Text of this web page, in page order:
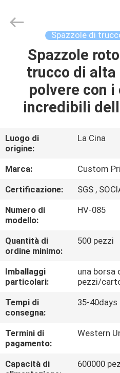
CASA
PRODOTTI
NOI
GIRO
DELLA
FABBRICA
CONTROLLO
DI
QUALITÀ
MAPPA
SITO
Chanmy
Cosmetics
Spazzole di
Spazzole
trucco di
polvere con
incredibili
Luogo di
origine:
La Cina
Marca:
Custom
Certificazione:
SGS ,
Numero di
modello:
HV-085
Quantità di
ordine minimo:
500 pezzi
Imballaggi
particolari:
una borsa
pezzi/
Tempi di
consegna:
35-40days
Termini di
pagamento:
Western
Capacità di
600000